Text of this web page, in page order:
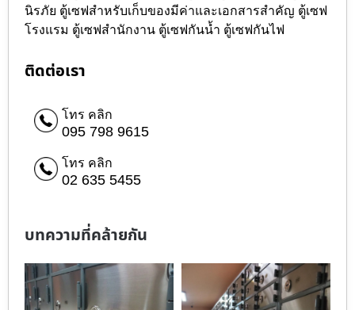
นิรภัย ตู้เซฟสำหรับเก็บของมีค่าและเอกสารสำคัญ ตู้เซฟ
โรงแรม ตู้เซฟสำนักงาน ตู้เซฟกันน้ำ ตู้เซฟกันไฟ
ติดต่อเรา
โทร คลิก
095 798 9615
โทร คลิก
02 635 5455
บทความที่คล้ายกัน